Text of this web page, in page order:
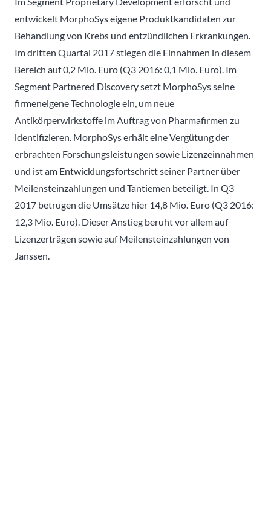
entwickelt MorphoSys eigene Produktkandidaten zur
Behandlung von Krebs und entzündlichen Erkrankungen.
Im dritten Quartal 2017 stiegen die Einnahmen in diesem
Bereich auf 0,2 Mio. Euro (Q3 2016: 0,1 Mio. Euro). Im
Segment Partnered Discovery setzt MorphoSys seine
firmeneigene Technologie ein, um neue
Antikörperwirkstoffe im Auftrag von Pharmafirmen zu
identifizieren. MorphoSys erhält eine Vergütung der
erbrachten Forschungsleistungen sowie Lizenzeinnahmen
und ist am Entwicklungsfortschritt seiner Partner über
Meilensteinzahlungen und Tantiemen beteiligt. In Q3
2017 betrugen die Umsätze hier 14,8 Mio. Euro (Q3 2016:
12,3 Mio. Euro). Dieser Anstieg beruht vor allem auf
Lizenzerträgen sowie auf Meilensteinzahlungen von
Janssen.